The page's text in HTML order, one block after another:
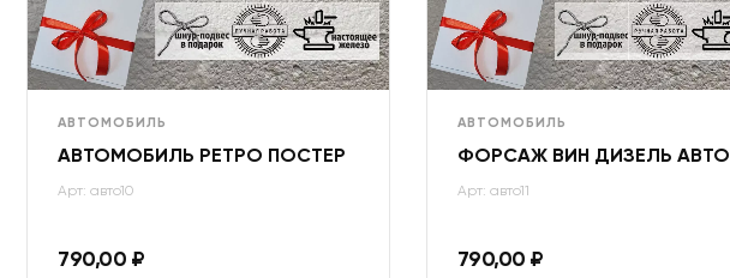
АВТОМОБИЛЬ
АВТОМОБИЛЬ РЕТРО ПОСТЕР
Арт: авто10
790,00 ₽
АВТОМОБИЛЬ
ФОРСАЖ ВИН ДИЗЕЛЬ АВТО
Арт: авто11
790,00 ₽